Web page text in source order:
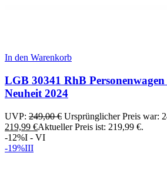
In den Warenkorb
LGB 30341 RhB
Neuheit 2024
UVP: 249,00€ Ursprünglicher Preis war:
219,99 €Aktueller Preis ist: 219,99 €.
-12%I - VI
-19%III